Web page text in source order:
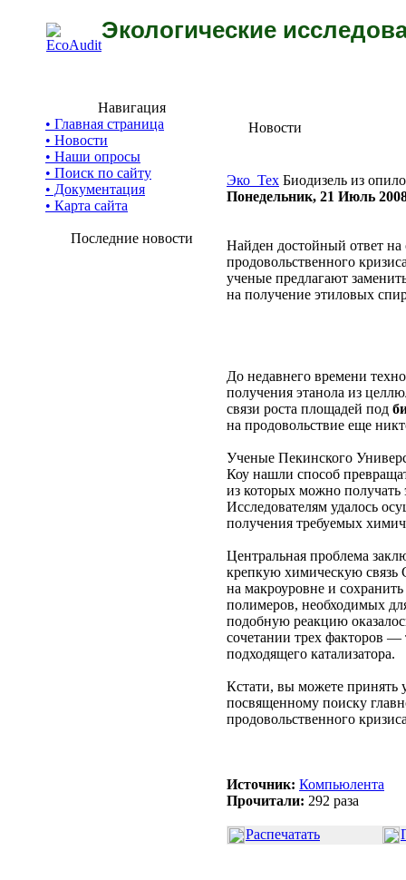
Экологические
Навигация
• Главная страница
• Новости
• Наши опросы
• Поиск по сайту
• Документация
• Карта сайта
Последние новости
Новости
Эко_Тех Биодизель из
Понедельник, 21 Июль
Найден достойный ответ
продовольственного
ученые предлагают
на получение этиловых
До недавнего времени
получения этанола из
связи роста площадей под
на продовольствие еще
Ученые Пекинского
Коу нашли способ
из которых можно
Исследователям удалось
получения требуемых
Центральная проблема
крепкую химическую связь
на макроуровне и
полимеров, необходимых
подобную реакцию
сочетании трех факторов
подходящего катализатора.
Кстати, вы можете принять
посвященному поиску
продовольственного
Источник: Компьюлента
Прочитали: 292 раза
Распечатать